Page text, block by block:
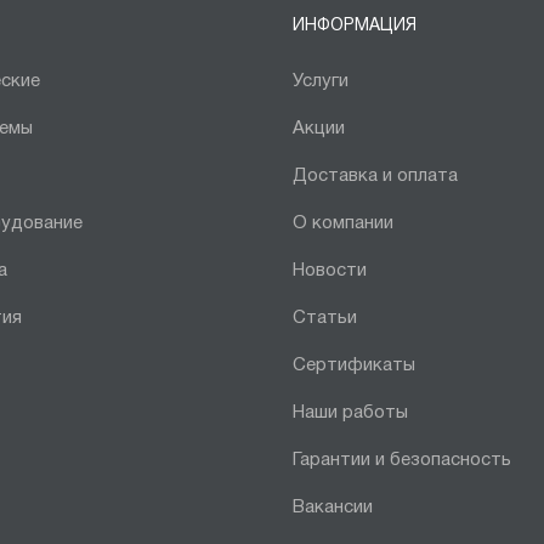
ИНФОРМАЦИЯ
Услуги
Акции
Доставка и оплата
О компании
Новости
Статьи
Сертификаты
Наши работы
Гарантии и безопасность
Вакансии